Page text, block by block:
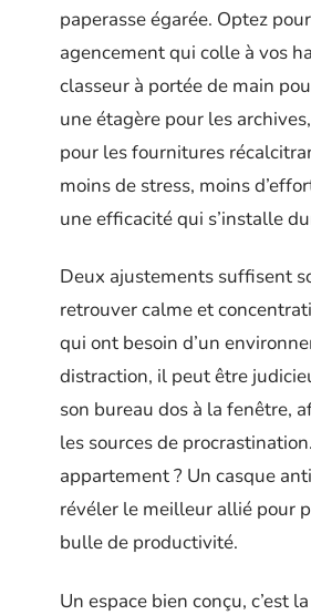
paperasse égarée. Optez
agencement qui colle à vos
classeur à portée de main
une étagère pour les
pour les fournitures
moins de stress, moins
une efficacité qui s’installe
Deux ajustements suffisent
retrouver calme et
qui ont besoin d’un
distraction, il peut être
son bureau dos à la fenêtre,
les sources de
appartement ? Un casque
révéler le meilleur allié pour
bulle de productivité.
Un espace bien conçu, c’est